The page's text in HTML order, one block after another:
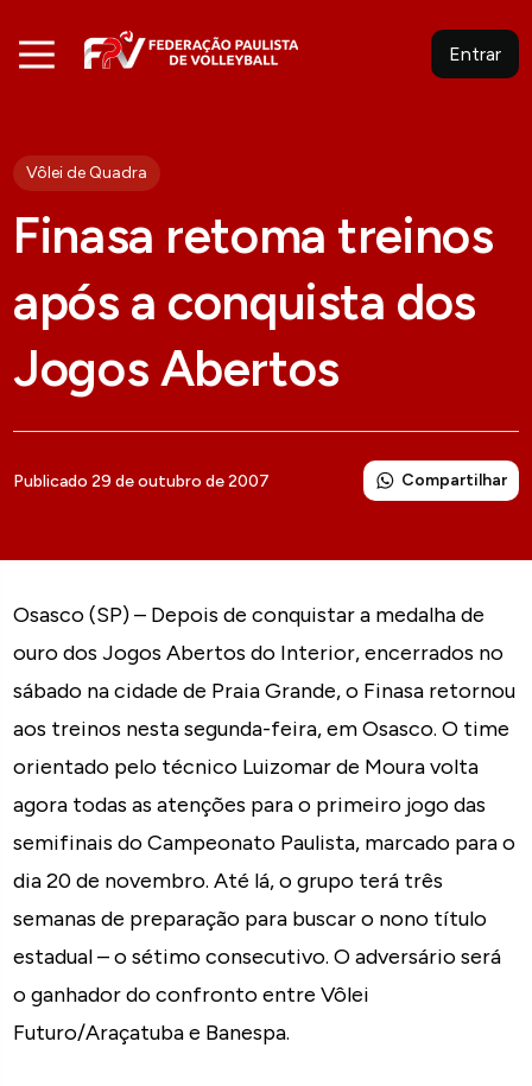
Entrar
Vôlei de Quadra
Finasa retoma treinos
após a conquista dos
Jogos Abertos
Publicado 29 de outubro de 2007 Compartilhar
Osasco (SP) – Depois de conquistar a medalha de
ouro dos Jogos Abertos do Interior, encerrados no
sábado na cidade de Praia Grande, o Finasa retornou
aos treinos nesta segunda-feira, em Osasco. O time
orientado pelo técnico Luizomar de Moura volta
agora todas as atenções para o primeiro jogo das
semifinais do Campeonato Paulista, marcado para o
dia 20 de novembro. Até lá, o grupo terá três
semanas de preparação para buscar o nono título
estadual – o sétimo consecutivo. O adversário será
o ganhador do confronto entre Vôlei
Futuro/Araçatuba e Banespa.